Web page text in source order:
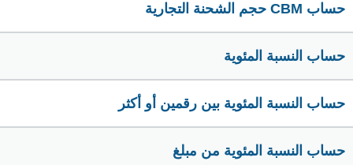
حساب CBM حجم الشحنة التجارية
حساب النسبة المئوية
حساب النسبة المئوية بين رقمين أو أكثر
حساب النسبة المئوية من مبلغ